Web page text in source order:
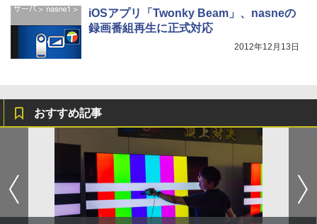
iOSアプリ「Twonky Beam」、nasneの
録画番組再生に正式対応
2012年12月13日
おすすめ記事